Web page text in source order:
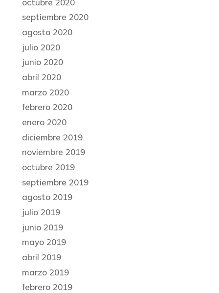
octubre 2020
septiembre 2020
agosto 2020
julio 2020
junio 2020
abril 2020
marzo 2020
febrero 2020
enero 2020
diciembre 2019
noviembre 2019
octubre 2019
septiembre 2019
agosto 2019
julio 2019
junio 2019
mayo 2019
abril 2019
marzo 2019
febrero 2019